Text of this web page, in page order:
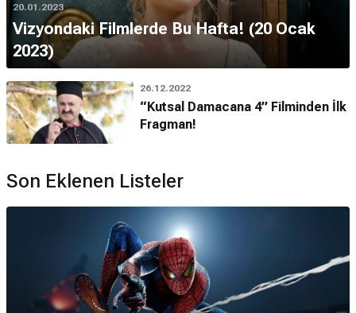
20.01.2023
Vizyondaki Filmlerde Bu Hafta! (20 Ocak
2023)
26.12.2022
“Kutsal Damacana 4” Filminden İlk
Fragman!
Son Eklenen Listeler